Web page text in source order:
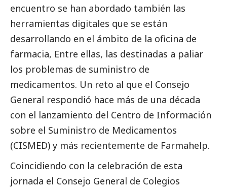
encuentro se han abordado también las
herramientas digitales que se están
desarrollando en el ámbito de la oficina de
farmacia, Entre ellas, las destinadas a paliar
los problemas de suministro de
medicamentos. Un reto al que el Consejo
General respondió hace más de una década
con el lanzamiento del Centro de Información
sobre el Suministro de Medicamentos
(CISMED) y más recientemente de Farmahelp.
Coincidiendo con la celebración de esta
jornada el Consejo General de Colegios